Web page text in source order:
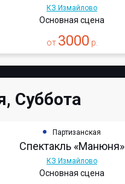
КЗ Измайлово
Основная сцена
от 3000 р.
Суббота
Партизанская
Спектакль «Манюня»
КЗ Измайлово
Основная сцена